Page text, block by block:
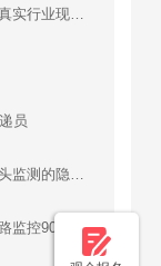
热度褪去！大模型落地安防一年，真实行业现状远超想象
员
毫米波人体存在传感器，避免摄像头监测的隐私问题
监控级硬盘再涨价！AI视频压缩百路监控90天存储立省30万